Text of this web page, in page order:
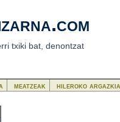
txiki bat, denontzat
meatzeak hileroko